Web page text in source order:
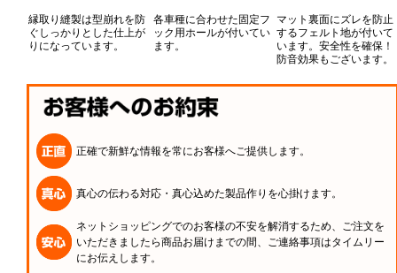
縁取り縫製は型崩れを防
ぐしっかりとした仕上が
りになっています。
各車種に合わせた固定フ
ック用ホールが付いてい
ます。
マット裏面にズレを防止
するフェルト地が付いて
います。安全性を確保！
防音効果もございます。
正確で新鮮な情報を常にお客様へご提供します。
真心の伝わる対応・真心込めた製品作りを心掛けます。
ネットショッピングでのお客様の不安を解消するため、ご注文を
いただきましたら商品お届けまでの間、ご連絡事項はタイムリー
にお伝えします。